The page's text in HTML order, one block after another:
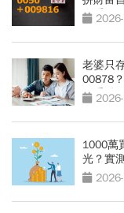
次看
老婆只
00878
個重點
1000萬
光？實